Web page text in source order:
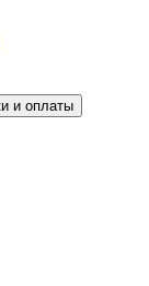
и оплаты